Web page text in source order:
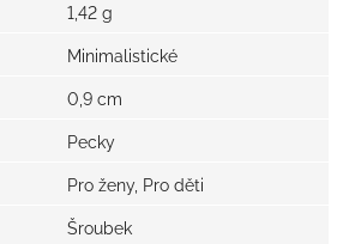
1,42 g
Minimalistické
0,9 cm
Pecky
Pro ženy, Pro děti
Šroubek